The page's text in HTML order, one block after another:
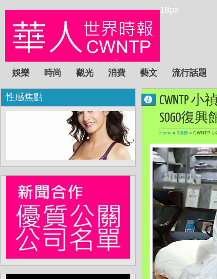
18px
娛樂 時尚 觀光 消費 藝文 流行話題
CWNTP
SOGO復
Home » 3消費 » CWNTP 小
性感焦點